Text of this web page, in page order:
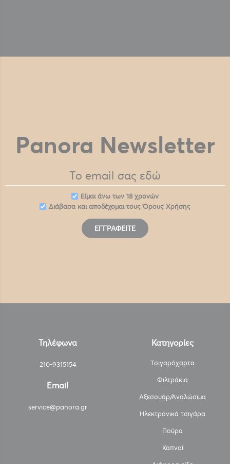
Panora Newsletter
Eίμαι άνω των 18 χρονών
Διάβασα και αποδέχομαι τουςΌρους Χρήσης
ΕΓΓΡΑΦΕΊΤΕ
Τηλέφωνα
210-9315154
Email
service@panora.gr
Κατηγορίες
Τσιγαρόχαρτα
Φιλτράκια
Αξεσουάρ/Αναλώσιμα
Ηλεκτρονικά τσιγάρα
Πούρα
Καπνοί